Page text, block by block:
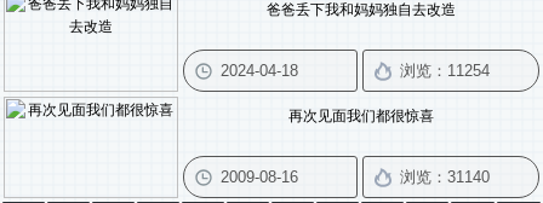
爸爸丢下我和妈妈独自去改造
再次见面我们都很惊喜